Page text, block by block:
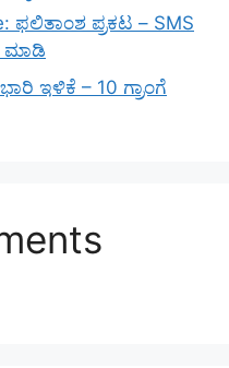
ಫಲಿತಾಂಶ ಪ್ರಕಟ – SMS
ಮಾಡಿ
ಇಳಿಕೆ – 10 ಗ್ರಾಂಗೆ